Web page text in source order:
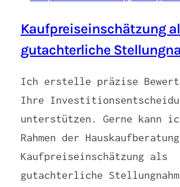
Kaufpreiseinschätzung
gutachterliche
Ich erstelle präzise
Ihre
unterstützen. Gerne kann
Rahmen der
Kaufpreiseinschätzung als
gutachterliche